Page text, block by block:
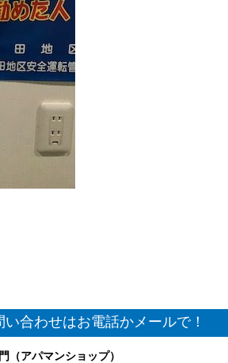
い合わせはお電話かメールで！
（アパマンショップ）